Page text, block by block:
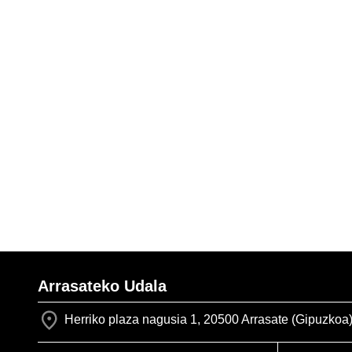
Arrasateko Udala
Herriko plaza nagusia 1, 20500 Arrasate (Gipuzkoa)